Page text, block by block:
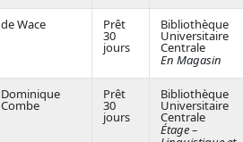
de Wace Prêt
30
jours
Bibliothèque
Universitaire
Centrale
En Magasin
Dominique
Combe
Prêt
30
jours
Bibliothèque
Universitaire
Centrale
Étage –